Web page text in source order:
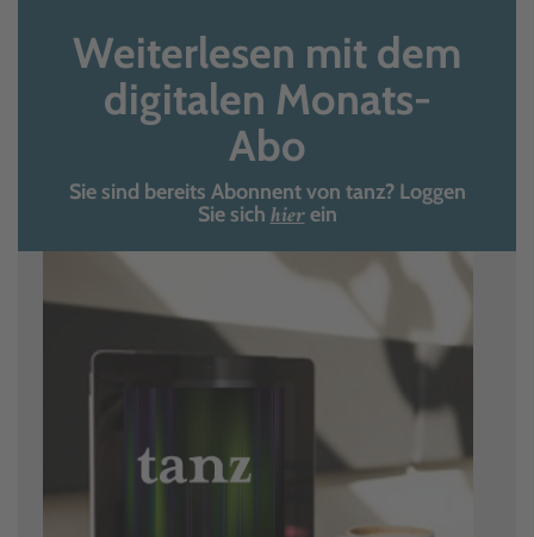
Weiterlesen mit dem
digitalen Monats-
Abo
Sie sind bereits Abonnent von tanz? Loggen
Sie sich hierein